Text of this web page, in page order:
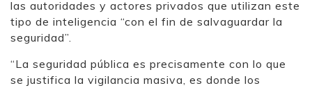
las autoridades y actores privados que utilizan este
tipo de inteligencia “con el fin de salvaguardar la
seguridad”.
“La seguridad pública es precisamente con lo que
se justifica la vigilancia masiva, es donde los